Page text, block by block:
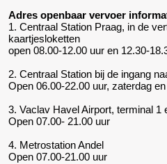
Adres openbaar vervoer
1. Centraal Station Praag, in de
kaartjesloketten
open 08.00-12.00 uur en 12.30-
2. Centraal Station bij de ingang
Open 06.00-22.00 uur, zaterdag
3. Vaclav Havel Airport, terminal 1
Open 07.00- 21.00 uur
4. Metrostation Andel
Open 07.00-21.00 uur